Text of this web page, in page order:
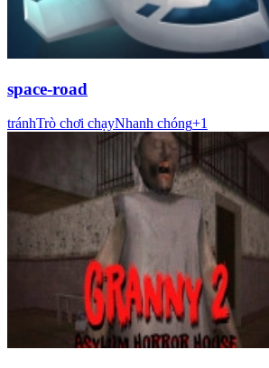
space-road
tránhTrò chơi chạyNhanh chóng+1